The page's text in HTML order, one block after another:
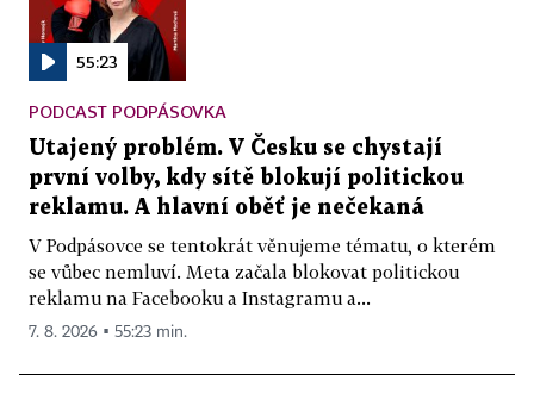
55:23
PODCAST PODPÁSOVKA
Utajený problém. V Česku se chystají
první volby, kdy sítě blokují politickou
reklamu. A hlavní oběť je nečekaná
V Podpásovce se tentokrát věnujeme tématu, o kterém
se vůbec nemluví. Meta začala blokovat politickou
reklamu na Facebooku a Instagramu a...
7. 8. 2026 ▪ 55:23 min.